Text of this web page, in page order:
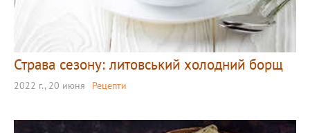
Страва сезону: литовський холодний борщ
2022 г., 20 июня Рецепти